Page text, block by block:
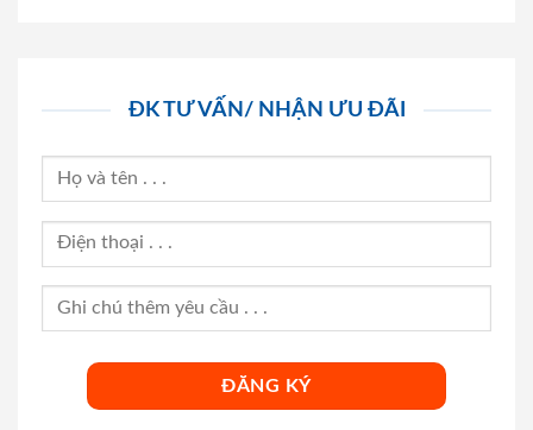
ĐK TƯ VẤN/ NHẬN ƯU ĐÃI